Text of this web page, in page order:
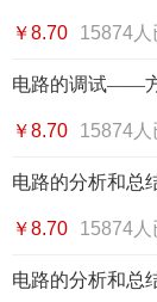
￥8.70 15874人
电路的调试——
￥8.70 15874人
电路的分析和总
￥8.70 15874人
电路的分析和总